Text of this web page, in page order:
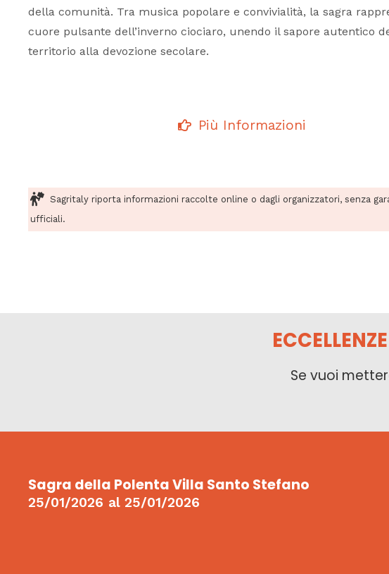
della comunità. Tra musica popolare e convivialità, la sagra
cuore pulsante dell’inverno ciociaro, unendo il sapore autentico
territorio alla devozione secolare.
Più Informazioni
Sagritaly riporta informazioni raccolte online o dagli organizzatori, senza
ufficiali.
Se vuoi
Sagra della Polenta Villa Santo Stefano
25/01/2026 al 25/01/2026